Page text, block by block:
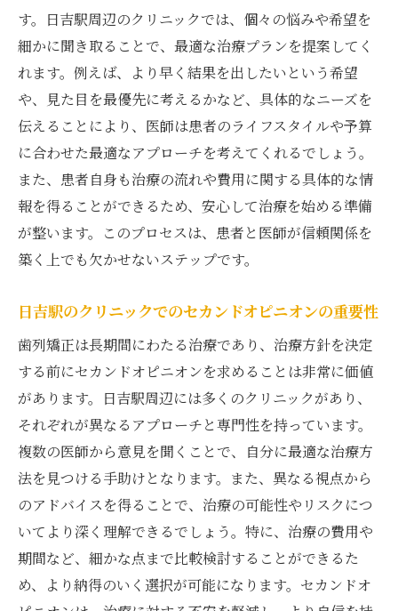
す。日吉駅周辺のクリニックでは、個々の悩みや希望を
細かに聞き取ることで、最適な治療プランを提案してく
れます。例えば、より早く結果を出したいという希望
や、見た目を最優先に考えるかなど、具体的なニーズを
伝えることにより、医師は患者のライフスタイルや予算
に合わせた最適なアプローチを考えてくれるでしょう。
また、患者自身も治療の流れや費用に関する具体的な情
報を得ることができるため、安心して治療を始める準備
が整います。このプロセスは、患者と医師が信頼関係を
築く上でも欠かせないステップです。
日吉駅のクリニックでのセカンドオピニオンの重要性
歯列矯正は長期間にわたる治療であり、治療方針を決定
する前にセカンドオピニオンを求めることは非常に価値
があります。日吉駅周辺には多くのクリニックがあり、
それぞれが異なるアプローチと専門性を持っています。
複数の医師から意見を聞くことで、自分に最適な治療方
法を見つける手助けとなります。また、異なる視点から
のアドバイスを得ることで、治療の可能性やリスクにつ
いてより深く理解できるでしょう。特に、治療の費用や
期間など、細かな点まで比較検討することができるた
め、より納得のいく選択が可能になります。セカンドオ